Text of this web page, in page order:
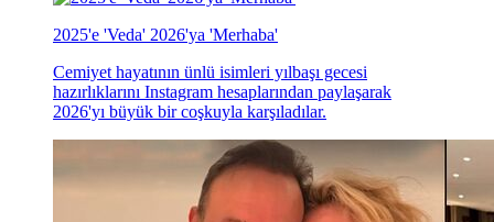
2025'e 'Veda' 2026'ya 'Merhaba'
Cemiyet hayatının ünlü isimleri yılbaşı gecesi
hazırlıklarını Instagram hesaplarından paylaşarak
2026'yı büyük bir coşkuyla karşıladılar.